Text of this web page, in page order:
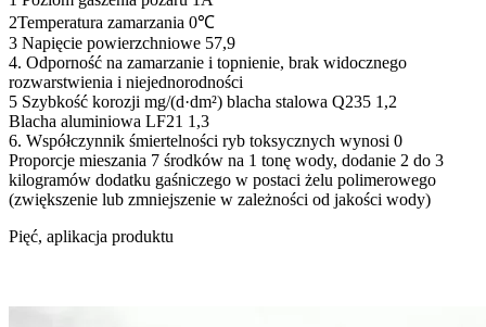
2Temperatura zamarzania 0℃
3 Napięcie powierzchniowe 57,9
4. Odporność na zamarzanie i topnienie, brak widocznego
rozwarstwienia i niejednorodności
5 Szybkość korozji mg/(d·dm²) blacha stalowa Q235 1,2
Blacha aluminiowa LF21 1,3
6. Współczynnik śmiertelności ryb toksycznych wynosi 0
Proporcje mieszania 7 środków na 1 tonę wody, dodanie 2 do 3
kilogramów dodatku gaśniczego w postaci żelu polimerowego
(zwiększenie lub zmniejszenie w zależności od jakości wody)
Pięć, aplikacja produktu